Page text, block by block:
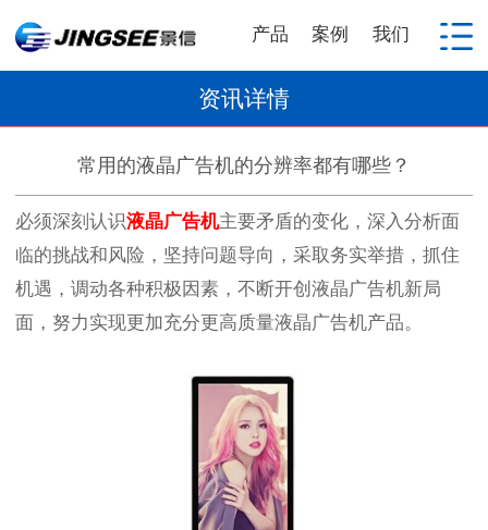
产品 案例 我们
资讯详情
常用的液晶广告机的分辨率都有哪些？
必须深刻认识液晶广告机主要矛盾的变化，深入分析面
临的挑战和风险，坚持问题导向，采取务实举措，抓住
机遇，调动各种积极因素，不断开创液晶广告机新局
面，努力实现更加充分更高质量液晶广告机产品。